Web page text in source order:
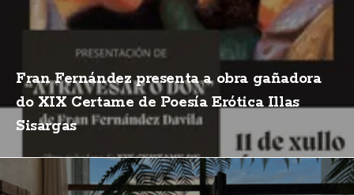
Fran Fernández presenta a obra gañadora
do XIX Certame de Poesía Erótica Illas
Sisargas